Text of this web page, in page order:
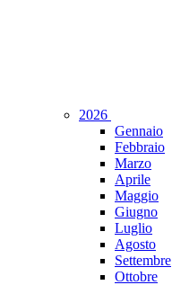
2026
Gennaio
Febbraio
Marzo
Aprile
Maggio
Giugno
Luglio
Agosto
Settembre
Ottobre